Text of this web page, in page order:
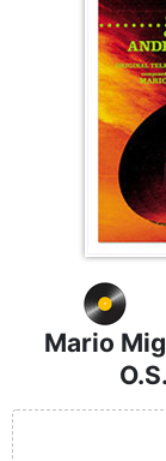
Mario